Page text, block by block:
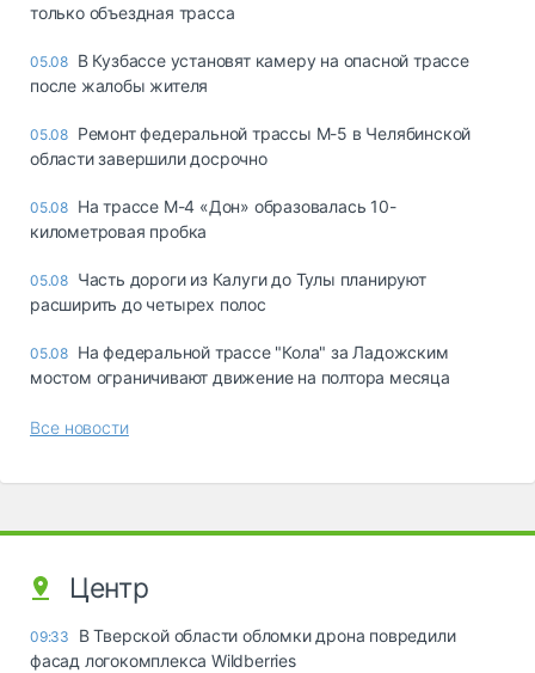
только объездная трасса
05.08 В Кузбассе установят камеру на опасной трассе
после жалобы жителя
05.08 Ремонт федеральной трассы М-5 в Челябинской
области завершили досрочно
05.08 На трассе М-4 «Дон» образовалась 10-
километровая пробка
05.08 Часть дороги из Калуги до Тулы планируют
расширить до четырех полос
05.08 На федеральной трассе "Кола" за Ладожским
мостом ограничивают движение на полтора месяца
Все новости
Центр
09:33
В Тверской области обломки дрона повредили
фасад логокомплекса Wildberries